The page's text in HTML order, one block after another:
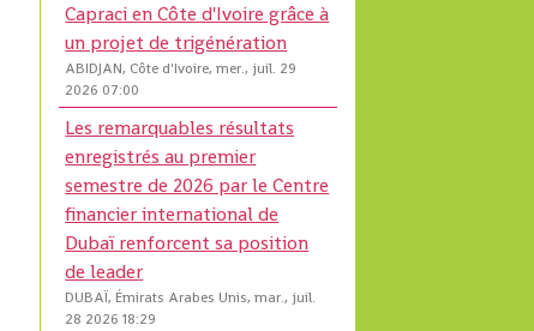
Capraci en Côte d'Ivoire grâce à
un projet de trigénération
ABIDJAN, Côte d'Ivoire, mer., juil. 29
2026 07:00
Les remarquables résultats
enregistrés au premier
semestre de 2026 par le Centre
financier international de
Dubaï renforcent sa position
de leader
DUBAÏ, Émirats Arabes Unis, mar., juil.
28 2026 18:29